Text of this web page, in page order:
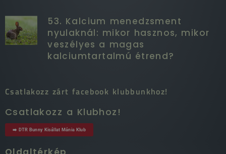
53. Kalcium menedzsment
nyulaknál: mikor hasznos, mikor
veszélyes a magas
kalciumtartalmú étrend?
Csatlakozz zárt facebook klubbunkhoz!
Csatlakozz a Klubhoz!
➡️ DTR Bunny Kisállat Mánia Klub